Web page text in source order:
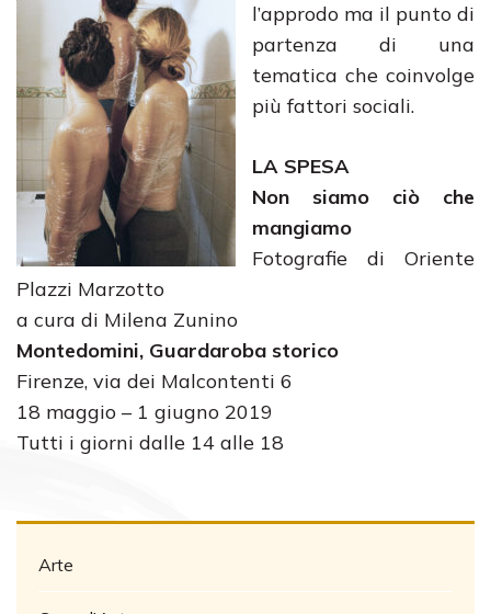
l’approdo ma il punto di
partenza di una
tematica che coinvolge
più fattori sociali.
LA SPESA
Non siamo ciò che
mangiamo
Fotografie di Oriente
Plazzi Marzotto
a cura di Milena Zunino
Montedomini, Guardaroba storico
Firenze, via dei Malcontenti 6
18 maggio – 1 giugno 2019
Tutti i giorni dalle 14 alle 18
Arte